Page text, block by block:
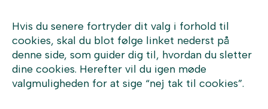
Hvis du senere fortryder dit valg i forhold til
cookies, skal du blot følge linket nederst på
denne side, som guider dig til, hvordan du sletter
dine cookies. Herefter vil du igen møde
valgmuligheden for at sige “nej tak til cookies”.